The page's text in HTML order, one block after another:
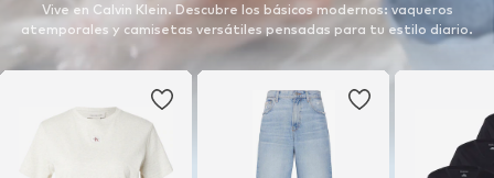
Vive en Calvin Klein. Descubre los básicos modernos: vaqueros
atemporales y camisetas versátiles pensadas para tu estilo diario.